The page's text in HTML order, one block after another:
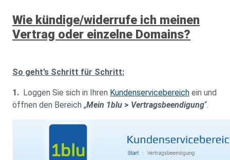
Wie kündige/widerrufe ich meinen
Vertrag oder einzelne Domains?
So geht’s Schritt für Schritt:
1. Loggen Sie sich in Ihren Kundenservicebereich ein und
öffnen den Bereich „Mein 1blu > Vertragsbeendigung“.